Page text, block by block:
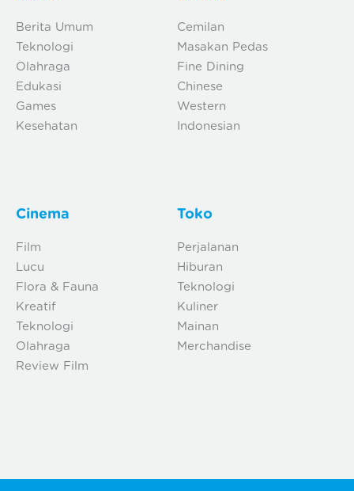
Berita Umum
Teknologi
Olahraga
Edukasi
Games
Kesehatan
Cemilan
Masakan Pedas
Fine Dining
Chinese
Western
Indonesian
Cinema
Film
Lucu
Flora & Fauna
Kreatif
Teknologi
Olahraga
Review Film
Toko
Perjalanan
Hiburan
Teknologi
Kuliner
Mainan
Merchandise